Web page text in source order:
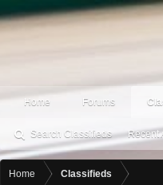
Home Forums
Search Classifieds Recent
Home Classifieds